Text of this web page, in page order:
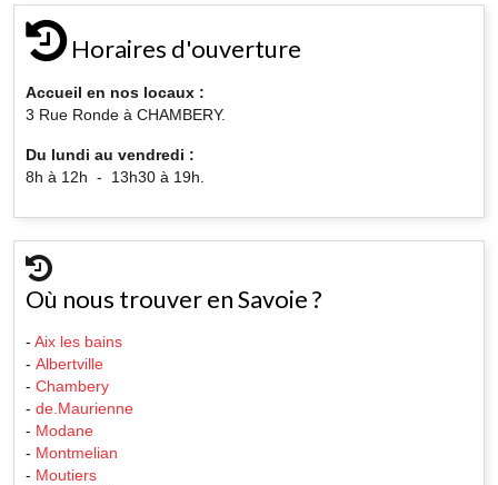
Horaires d'ouverture
Accueil en nos locaux :
3 Rue Ronde à CHAMBERY.
Du lundi au vendredi :
8h à 12h - 13h30 à 19h.
Où nous trouver en Savoie ?
- Aix les bains
- Albertville
- Chambery
- de.Maurienne
- Modane
- Montmelian
- Moutiers